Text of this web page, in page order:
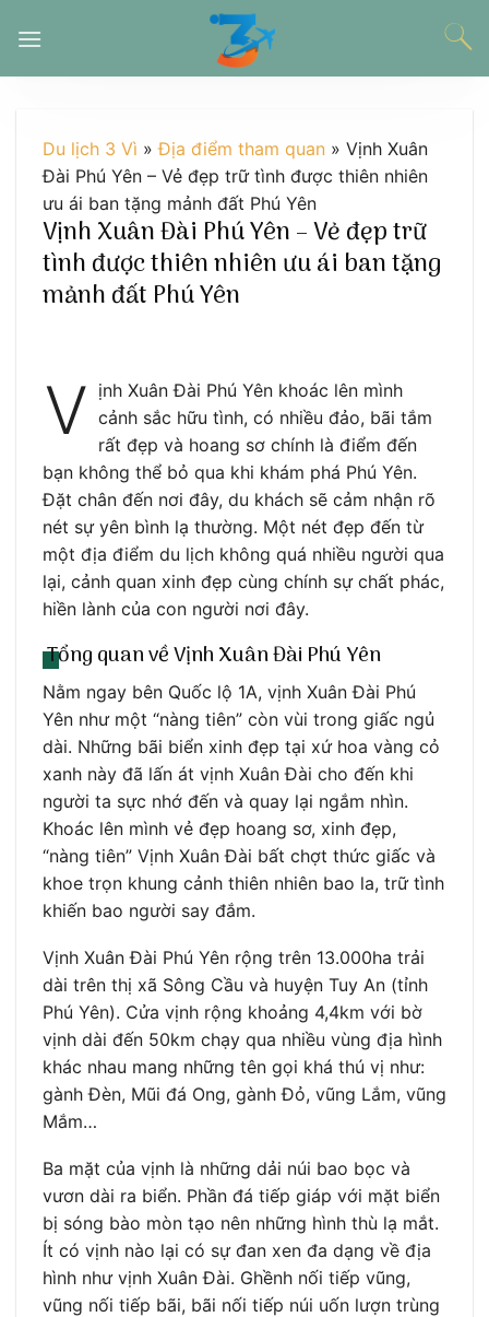
đến
Du lịch 3 Vì »Địa điểm tham quan » Vịnh Xuân
Đài Phú Yên – Vẻ đẹp trữ tình được thiên nhiên
ưu ái ban tặng mảnh đất Phú Yên
Vịnh Xuân Đài Phú Yên – Vẻ đẹp trữ
tình được thiên nhiên ưu ái ban tặng
mảnh đất Phú Yên
V ịnh Xuân Đài Phú Yên khoác lên mình
cảnh sắc hữu tình, có nhiều đảo, bãi tắm
rất đẹp và hoang sơ chính là điểm đến
bạn không thể bỏ qua khi khám phá Phú Yên.
Đặt chân đến nơi đây, du khách sẽ cảm nhận rõ
nét sự yên bình lạ thường. Một nét đẹp đến từ
một địa điểm du lịch không quá nhiều người qua
lại, cảnh quan xinh đẹp cùng chính sự chất phác,
hiền lành của con người nơi đây.
Tổng quan về Vịnh Xuân Đài Phú Yên
Nằm ngay bên Quốc lộ 1A, vịnh Xuân Đài Phú
Yên như một “nàng tiên” còn vùi trong giấc ngủ
dài. Những bãi biển xinh đẹp tại xứ hoa vàng cỏ
xanh này đã lấn át vịnh Xuân Đài cho đến khi
người ta sực nhớ đến và quay lại ngắm nhìn.
Khoác lên mình vẻ đẹp hoang sơ, xinh đẹp,
“nàng tiên” Vịnh Xuân Đài bất chợt thức giấc và
khoe trọn khung cảnh thiên nhiên bao la, trữ tình
khiến bao người say đắm.
Vịnh Xuân Đài Phú Yên rộng trên 13.000ha trải
dài trên thị xã Sông Cầu và huyện Tuy An (tỉnh
Phú Yên). Cửa vịnh rộng khoảng 4,4km với bờ
vịnh dài đến 50km chạy qua nhiều vùng địa hình
khác nhau mang những tên gọi khá thú vị như:
gành Đèn, Mũi đá Ong, gành Đỏ, vũng Lắm, vũng
Mắm…
Ba mặt của vịnh là những dải núi bao bọc và
vươn dài ra biển. Phần đá tiếp giáp với mặt biển
bị sóng bào mòn tạo nên những hình thù lạ mắt.
Ít có vịnh nào lại có sự đan xen đa dạng về địa
hình như vịnh Xuân Đài. Ghềnh nối tiếp vũng,
vũng nối tiếp bãi, bãi nối tiếp núi uốn lượn trùng